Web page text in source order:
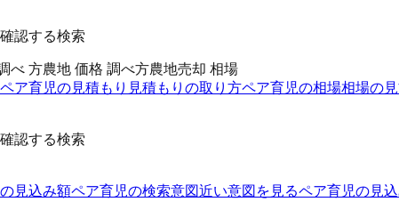
認する検索
べ 方農地 価格 調べ方農地売却 相場
ペア育児の見積もり 見積もりの取り方ペア育児の相場相場の
認する検索
見込み額ペア育児の検索意図近い意図を見るペア育児の見